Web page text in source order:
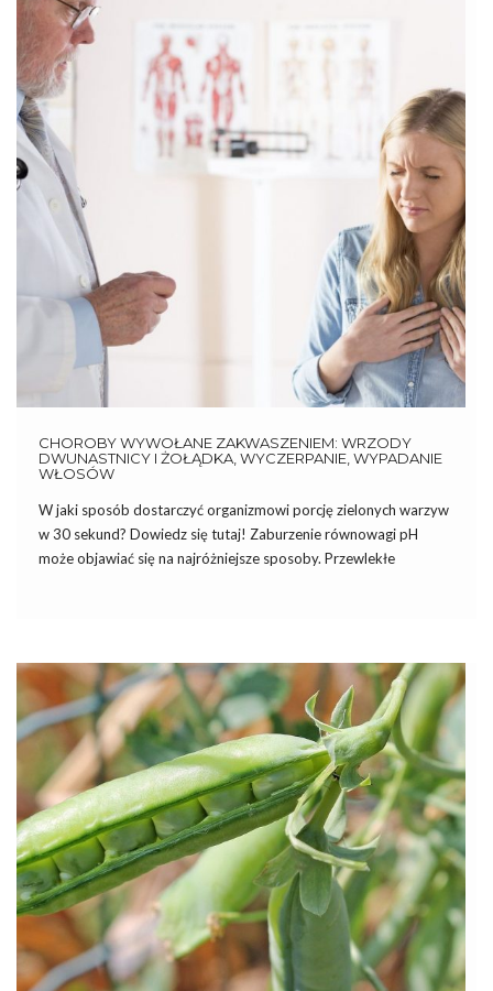
CHOROBY WYWOŁANE ZAKWASZENIEM: WRZODY
DWUNASTNICY I ŻOŁĄDKA, WYCZERPANIE, WYPADANIE
WŁOSÓW
W jaki sposób dostarczyć organizmowi porcję zielonych warzyw
w 30 sekund? Dowiedz się tutaj! Zaburzenie równowagi pH
może objawiać się na najróżniejsze sposoby. Przewlekłe